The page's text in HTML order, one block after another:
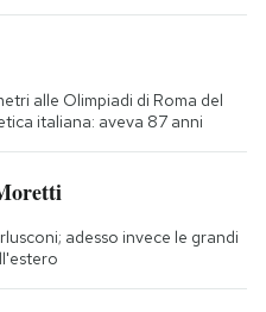
alle Olimpiadi di Roma del
italiana: aveva 87 anni
adesso invece le grandi